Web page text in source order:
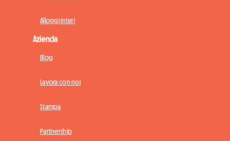
Alloggi interi
Azienda
Blog
Lavora con noi
Stampa
Partnership